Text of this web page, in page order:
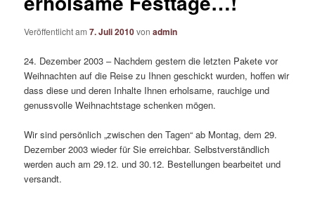
Veröffentlicht am7. Juli 2010vonadmin
24. Dezember 2003 – Nachdem gestern die letzten Pakete vor
Weihnachten auf die Reise zu Ihnen geschickt wurden, hoffen wir
dass diese und deren Inhalte Ihnen erholsame, rauchige und
genussvolle Weihnachtstage schenken mögen.
Wir sind persönlich „zwischen den Tagen“ ab Montag, dem 29.
Dezember 2003 wieder für Sie erreichbar. Selbstverständlich
werden auch am 29.12. und 30.12. Bestellungen bearbeitet und
versandt.